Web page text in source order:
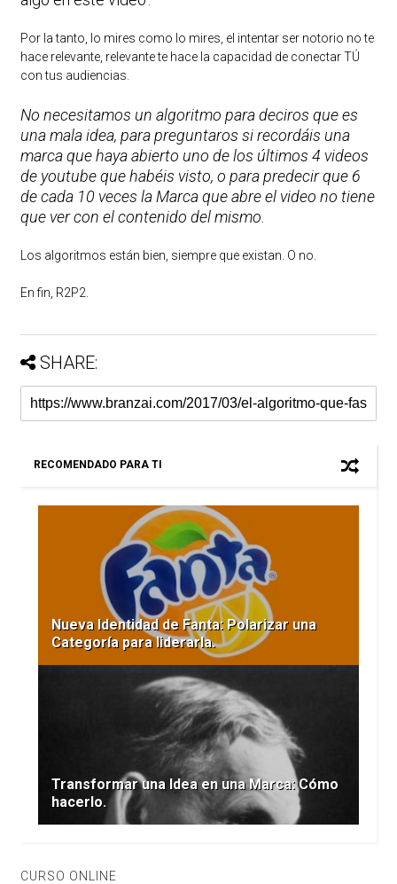
Por la tanto, lo mires como lo mires, el intentar ser notorio no te
hace relevante, relevante te hace la capacidad de conectar TÚ
con tus audiencias.
No necesitamos un algoritmo para deciros que es
una mala idea, para preguntaros si recordáis una
marca que haya abierto uno de los últimos 4 videos
de youtube que habéis visto, o para predecir que 6
de cada 10 veces la Marca que abre el video no tiene
que ver con el contenido del mismo.
Los algoritmos están bien, siempre que existan. O no.
En fin, R2P2.
SHARE:
RECOMENDADO PARA TI
Nueva Identidad de Fanta: Polarizar una
Categoría para liderarla.
Transformar una Idea en una Marca: Cómo
hacerlo.
CURSO ONLINE